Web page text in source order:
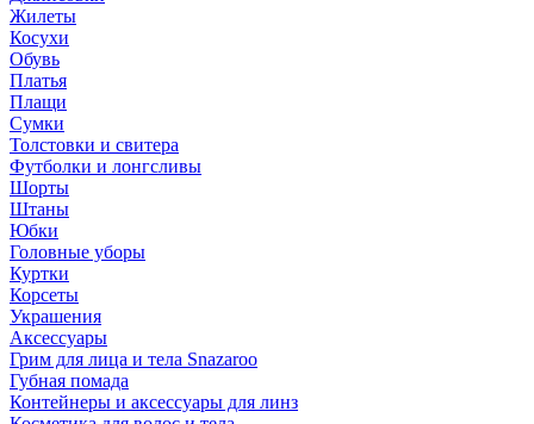
Жилеты
Косухи
Обувь
Платья
Плащи
Сумки
Толстовки и свитера
Футболки и лонгсливы
Шорты
Штаны
Юбки
Головные уборы
Куртки
Корсеты
Украшения
Аксессуары
Грим для лица и тела Snazaroo
Губная помада
Контейнеры и аксессуары для линз